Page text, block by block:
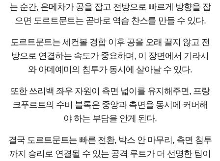
는 순간, 은메차가 공을 잡고 전방으로 빠르게 방향을 잡
으면 도르트문트는 곧바로 역습 찬스를 만들 수 있다.
도르트문트는 세컨볼 경합 이후 공을 오래 끌지 않고 전
방으로 연결하는 속도가 중요하며, 이 장면에서 기라시
와 아데예미의 침투가 동시에 살아날 수 있다.
또한 쓰리백 좌우 자원이 측면 넓이를 유지해주면, 프랑
크푸르트의 수비 블록은 중앙과 측면을 동시에 커버해
야 하는 부담을 안게 된다.
결국 도르트문트는 빠른 전환, 박스 안 마무리, 측면 침투
까지 승리로 연결될 수 있는 공격 루트가 더 선명한 팀이